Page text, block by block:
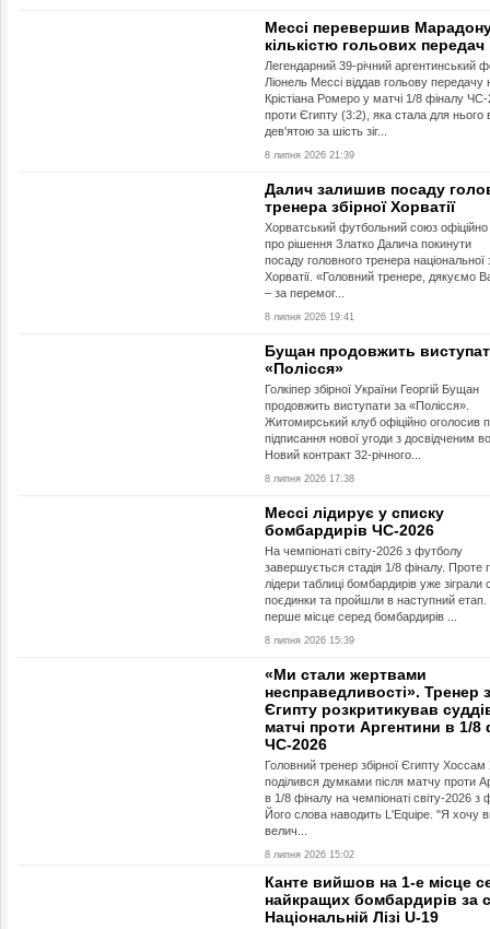
Мессі перевершив
кількістю гольових
Легендарний 39-річний аргентинський
Ліонель Мессі віддав гольову передачу
Крістіана Ромеро у матчі 1/8 фіналу
проти Єгипту (3:2), яка стала для нього
дев'ятою за шість зіг...
8 липня 2026 21:39
Далич залишив посаду
тренера збірної Хорватії
Хорватський футбольний союз офіційно
про рішення Златко Далича покинути
посаду головного тренера національної
Хорватії. «Головний тренере, дякуємо
– за перемог...
8 липня 2026 19:41
Бущан продовжить
«Полісся»
Голкіпер збірної України Георгій Бущан
продовжить виступати за «Полісся».
Житомирський клуб офіційно оголосив
підписання нової угоди з досвідченим
Новий контракт 32-річного...
8 липня 2026 17:38
Мессі лідирує у списку
бомбардирів ЧС-2026
На чемпіонаті світу-2026 з футболу
завершується стадія 1/8 фіналу. Проте
лідери таблиці бомбардирів уже зіграли
поєдинки та пройшли в наступний етап.
перше місце серед бомбардирів ...
8 липня 2026 15:39
«Ми стали жертвами
несправедливості». Тренер
Єгипту розкритикував
матчі проти Аргентини в 1/8
ЧС-2026
Головний тренер збірної Єгипту
поділився думками після матчу проти
в 1/8 фіналу на чемпіонаті світу-2026 з
Його слова наводить L'Equipe. "Я хочу
велич...
8 липня 2026 15:02
Канте вийшов на 1-е місце
найкращих бомбардирів за
Національній Лізі U-19